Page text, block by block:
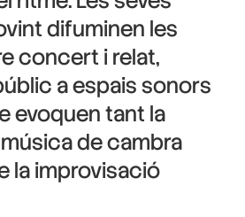
difuminen les
concert i relat,
a espais sonors
evoquen tant la
de cambra
la improvisació